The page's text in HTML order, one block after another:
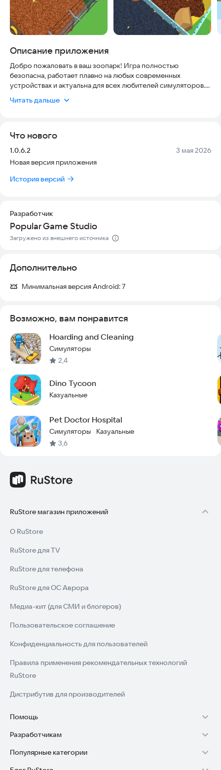
Описание приложения
Добро пожаловать в ваш зоопарк! Игра полностью
безопасна, работает плавно на любых современных
устройствах и актуальна для всех любителей симуляторов.
чистоту в парке, оживлять атмосферу и привлекать новых
В последнее время популяция животных резко выросла, и
все усилия, чтобы навести порядок и сделать жизнь
обитателей счастливой. Ваша помощь критически важна для
успеха этого задания.
зоопарка.
Читать дальше
Что нового
Версия:
1.0.6.2 Дата:
3 мая 2026
Новая версия приложения
История версий
Разработчик
Popular Game Studio
Загружено из внешнего источника
Дополнительно
Минимальная версия Android:7
Возможно, вам понравится
Hoarding and Cleaning
Симуляторы
2,4
Dino Tycoon
Казуальные
Pet Doctor Hospital
Симуляторы · Казуальные
3,6
RuStore магазин приложений
О RuStore
RuStore для TV
RuStore для телефона
RuStore для ОС Аврора
Медиа-кит (для СМИ и блогеров)
Пользовательское соглашение
Конфиденциальность для пользователей
Правила применения рекомендательных технологий
RuStore
Дистрибутив для производителей
Помощь
Установка RuStore на TV
Установка RuStore на телефон
Разработчикам
Зарабатывать с RuStore
Популярные категории